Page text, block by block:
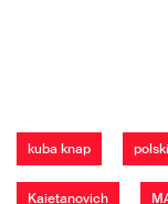
kuba knap
Kaietanovich